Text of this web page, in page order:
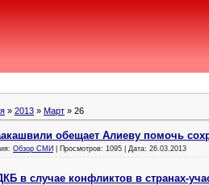
» 2013 » Март » 26
обещает Алиеву помочь
Обзор СМИ | Просмотров: 1095 | Дата: 26.03.2013
в случае конфликтов в странах-